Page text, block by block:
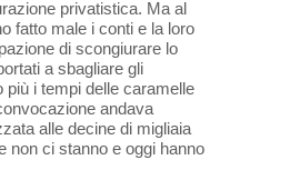
privatistica. Ma al
fatto male i conti e la loro
di scongiurare lo
a sbagliare gli
più i tempi delle caramelle
andava
alle decine di migliaia
non ci stanno e oggi hanno